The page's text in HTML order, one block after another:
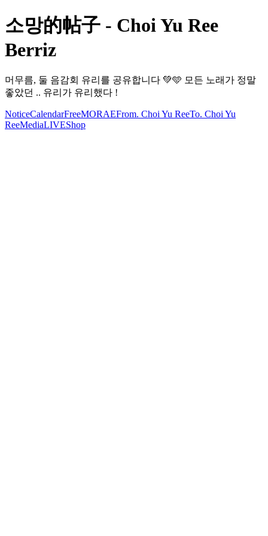
소망的帖子 - Choi Yu Ree
Berriz
머무름, 둘 음감회 유리를 공유합니다 💚🩵 모든 노래가 정말
좋았던 .. 유리가 유리했다 !
NoticeCalendarFreeMORAEFrom. Choi Yu ReeTo. Choi Yu
ReeMediaLIVEShop